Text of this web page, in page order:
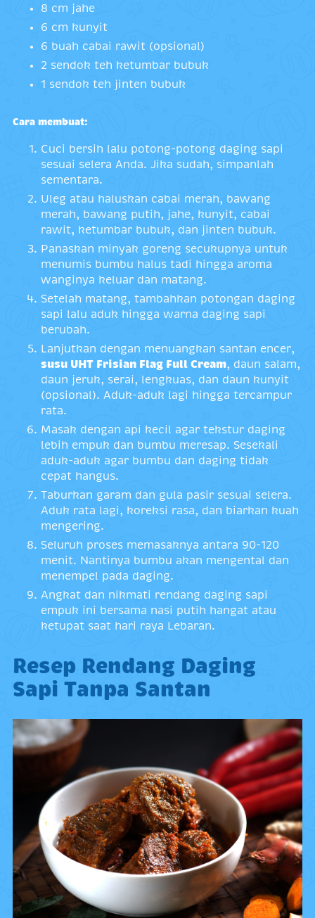
8 cm jahe
6 cm kunyit
6 buah cabai rawit (opsional)
2 sendok teh ketumbar bubuk
1 sendok teh jinten bubuk
Cara membuat:
Cuci bersih lalu potong-potong daging sapi
sesuai selera Anda. Jika sudah, simpanlah
sementara.
Uleg atau haluskan cabai merah, bawang
merah, bawang putih, jahe, kunyit, cabai
rawit, ketumbar bubuk, dan jinten bubuk.
Panaskan minyak goreng secukupnya untuk
menumis bumbu halus tadi hingga aroma
wanginya keluar dan matang.
Setelah matang, tambahkan potongan daging
sapi lalu aduk hingga warna daging sapi
berubah.
Lanjutkan dengan menuangkan santan encer,
susu UHT Frisian Flag Full Cream, daun salam,
daun jeruk, serai, lengkuas, dan daun kunyit
(opsional). Aduk-aduk lagi hingga tercampur
rata.
Masak dengan api kecil agar tekstur daging
lebih empuk dan bumbu meresap. Sesekali
aduk-aduk agar bumbu dan daging tidak
cepat hangus.
Taburkan garam dan gula pasir sesuai selera.
Aduk rata lagi, koreksi rasa, dan biarkan kuah
mengering.
Seluruh proses memasaknya antara 90-120
menit. Nantinya bumbu akan mengental dan
menempel pada daging.
Angkat dan nikmati rendang daging sapi
empuk ini bersama nasi putih hangat atau
ketupat saat hari raya Lebaran.
Resep Rendang Daging
Sapi Tanpa Santan